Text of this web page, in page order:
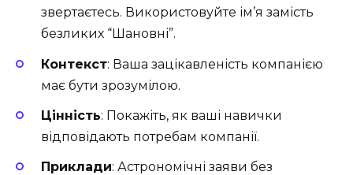
звертаєтесь. Використовуйте ім’я замість
безликих “Шановні”.
Контекст: Ваша зацікавленість компанією
має бути зрозумілою.
Цінність: Покажіть, як ваші навички
відповідають потребам компанії.
Приклади: Астрономічні заяви без